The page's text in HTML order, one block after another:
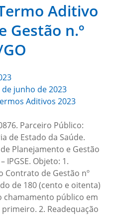
Aditivo
Gestão n.º
de junho de 2023
Aditivos 2023
Parceiro Público:
de Estado da Saúde.
Planejamento e Gestão
IPGSE. Objeto: 1.
Contrato de Gestão nº
de 180 (cento e oitenta)
chamamento público em
2. Readequação